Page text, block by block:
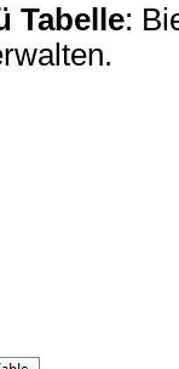
Tabelle: